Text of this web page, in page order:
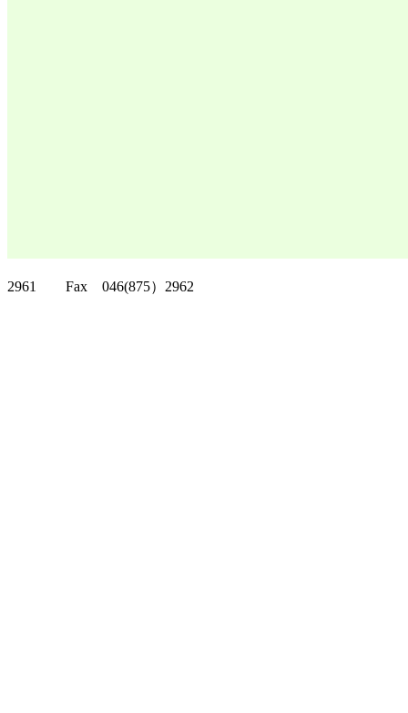
2961 Fax 046(875）2962